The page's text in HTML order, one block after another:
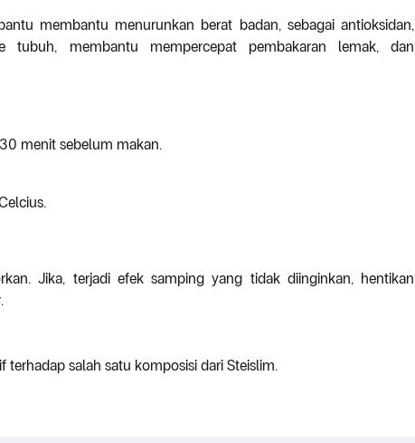
membantu menurunkan berat badan, sebagai antioksidan,
tubuh, membantu mempercepat pembakaran lemak, dan
menit sebelum makan.
Jika, terjadi efek samping yang tidak diinginkan, hentikan
terhadap salah satu komposisi dari Steislim.